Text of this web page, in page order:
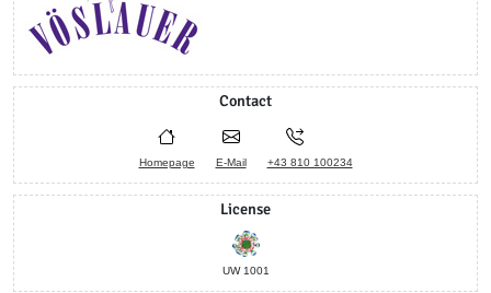
Contact
Homepage E-Mail +43 810 100234
License
UW 1001